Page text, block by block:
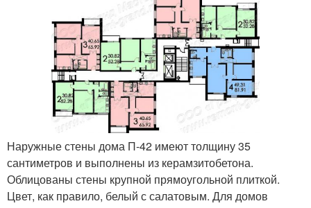
Наружные стены дома П-42 имеют толщину 35
сантиметров и выполнены из керамзитобетона.
Облицованы стены крупной прямоугольной плиткой.
Цвет, как правило, белый с салатовым. Для домов